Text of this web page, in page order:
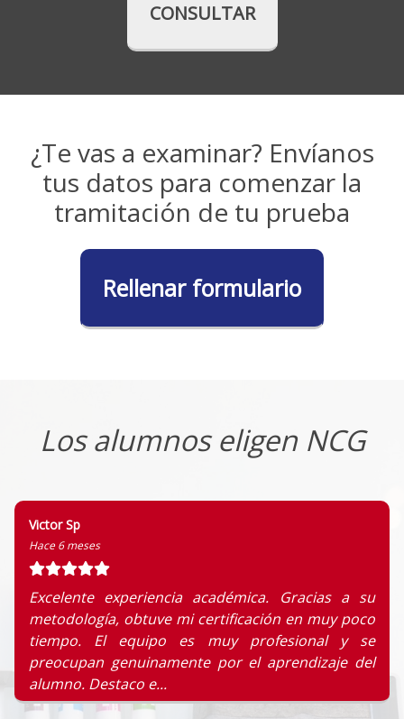
CONSULTAR
¿Te vas a examinar? Envíanos
tus datos para comenzar la
tramitación de tu prueba
Rellenar formulario
Los alumnos eligen NCG
Victor Sp
Hace 6 meses
Excelente experiencia académica. Gracias a su
metodología, obtuve mi certificación en muy poco
tiempo. El equipo es muy profesional y se
preocupan genuinamente por el aprendizaje del
alumno. Destaco e...